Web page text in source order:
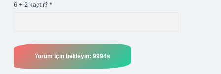
6 + 2 kaçtır? *